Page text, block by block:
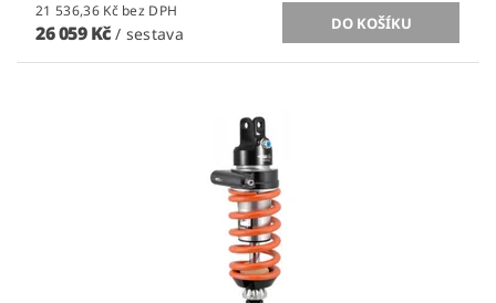
21 536,36 Kč bez DPH
26 059 Kč/ sestava